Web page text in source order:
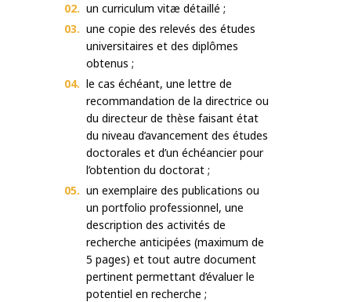
un curriculum vitæ détaillé ;
une copie des relevés des études
universitaires et des diplômes
obtenus ;
le cas échéant, une lettre de
recommandation de la directrice ou
du directeur de thèse faisant état
du niveau d’avancement des études
doctorales et d’un échéancier pour
l’obtention du doctorat ;
un exemplaire des publications ou
un portfolio professionnel, une
description des activités de
recherche anticipées (maximum de
5 pages) et tout autre document
pertinent permettant d’évaluer le
potentiel en recherche ;